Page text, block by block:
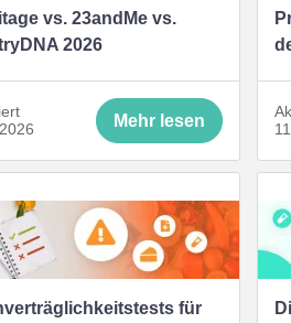
vs. 23andMe vs.
2026
Mehr lesen
für